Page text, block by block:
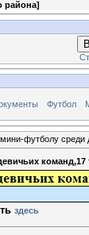
района]
Футбол
футболу среди
команд,17
здесь